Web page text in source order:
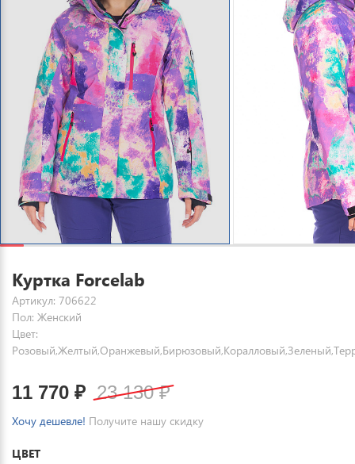
Куртка Forcelab
Артикул: 706622
Пол: Женский
Цвет:
11 770 ₽ 23 130₽
Хочу дешевле! Получите нашу скидку
ЦВЕТ